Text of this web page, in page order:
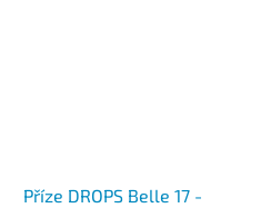
Příze DROPS Belle 17 -